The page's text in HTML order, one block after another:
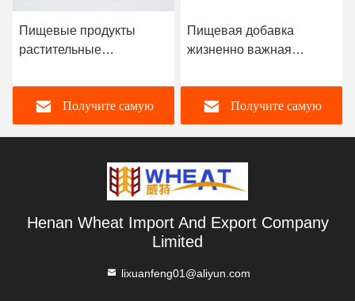
Пищевые продукты
растительные
важные пшеничные
глютен для хлеба
ветчина колбаса и
Получите самую
Пищевая добавка
жизненно важная
порошок мгновенные
лапши и спагетти
Получите самую
Henan Wheat Import And Export Company
Limited
lixuanfeng01@aliyun.com